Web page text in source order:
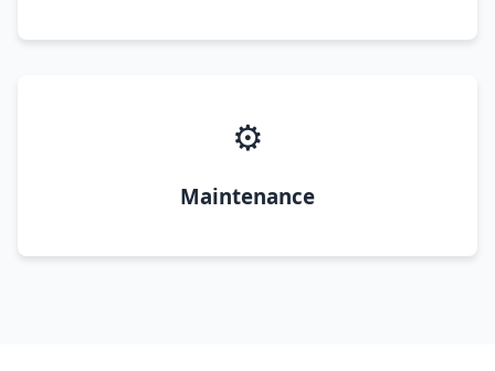
⚙️
Maintenance